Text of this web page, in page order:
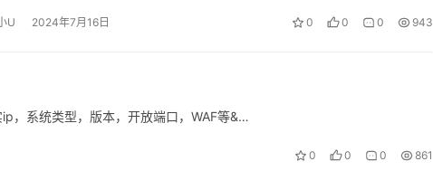
U 2024年7月16日 0 0 0 943
，系统类型，版本，开放端口，WAF等&…
0 0 0 861